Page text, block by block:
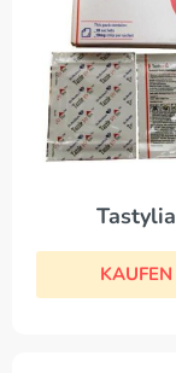
Tastylia
KAUFEN